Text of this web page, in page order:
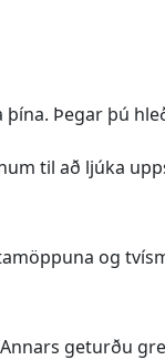
Þegar þú
til að ljúka
og
geturðu